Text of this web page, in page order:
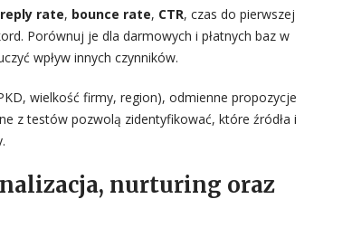
reply rate, bounce rate, CTR, czas do pierwszej
Porównuj je dla darmowych i płatnych baz w
wpływ innych czynników.
wielkość firmy, region), odmienne propozycje
z testów pozwolą zidentyfikować, które źródła i
nurturing oraz